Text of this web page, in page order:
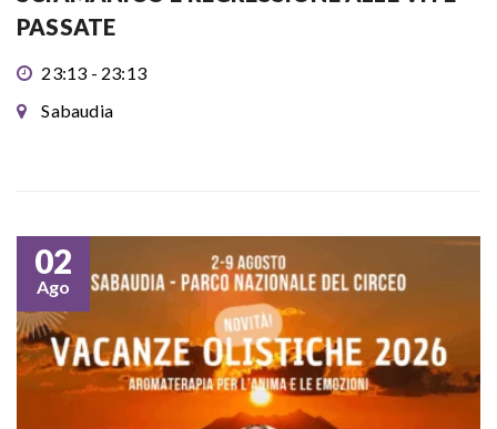
PASSATE
23:13 - 23:13
Sabaudia
02
Ago